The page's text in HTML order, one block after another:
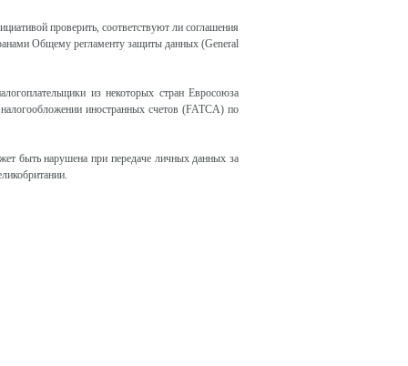
проверить, соответствуют ли соглашения
Общему регламенту защиты данных (General
из некоторых стран Евросоюза
иностранных счетов (FATCA) по
быть нарушена при передаче личных данных за